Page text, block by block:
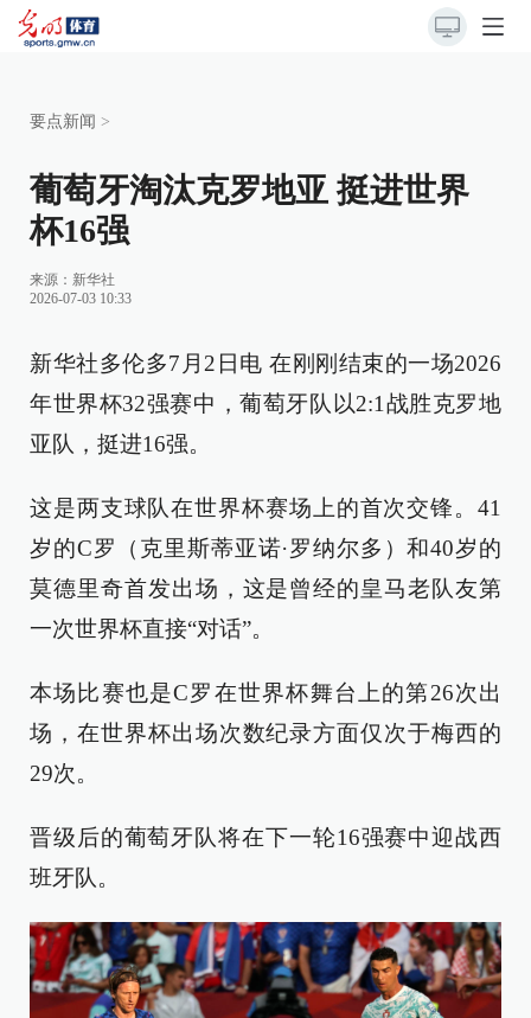
要点新闻 >
葡萄牙淘汰克罗地亚 挺进世界
杯16强
来源： 新华社
2026-07-03 10:33
新华社多伦多7月2日电 在刚刚结束的一场2026
年世界杯32强赛中，葡萄牙队以2:1战胜克罗地
亚队，挺进16强。
这是两支球队在世界杯赛场上的首次交锋。41
岁的C罗（克里斯蒂亚诺·罗纳尔多）和40岁的
莫德里奇首发出场，这是曾经的皇马老队友第
一次世界杯直接“对话”。
本场比赛也是C罗在世界杯舞台上的第26次出
场，在世界杯出场次数纪录方面仅次于梅西的
29次。
晋级后的葡萄牙队将在下一轮16强赛中迎战西
班牙队。